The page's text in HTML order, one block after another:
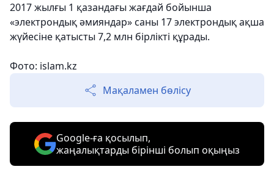
2017 жылғы 1 қазандағы жағдай бойынша
«электрондық әмияндар» саны 17 электрондық ақша
жүйесіне қатысты 7,2 млн бірлікті құрады.
Фото: islam.kz
Мақаламен бөлісу
Google-ға қосылып,
жаңалықтарды бірінші болып оқыңыз